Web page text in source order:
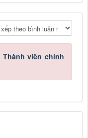
Thành viên chính